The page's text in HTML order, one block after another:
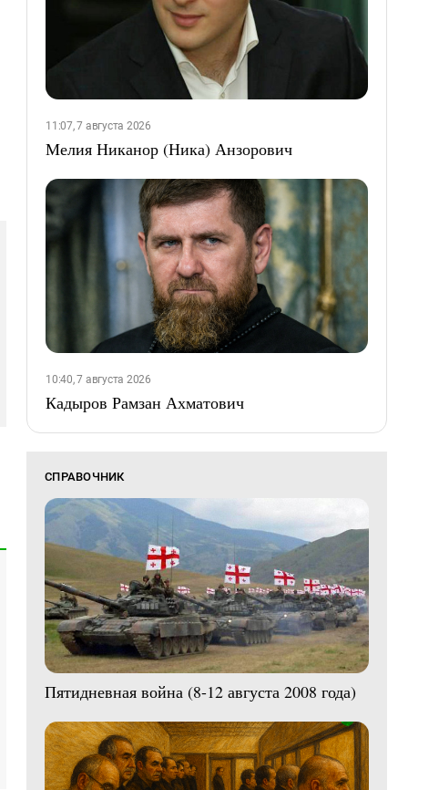
11:07, 7 августа 2026
Мелия Никанор (Ника) Анзорович
10:40, 7 августа 2026
Кадыров Рамзан Ахматович
СПРАВОЧНИК
Пятидневная война (8-12 августа 2008 года)